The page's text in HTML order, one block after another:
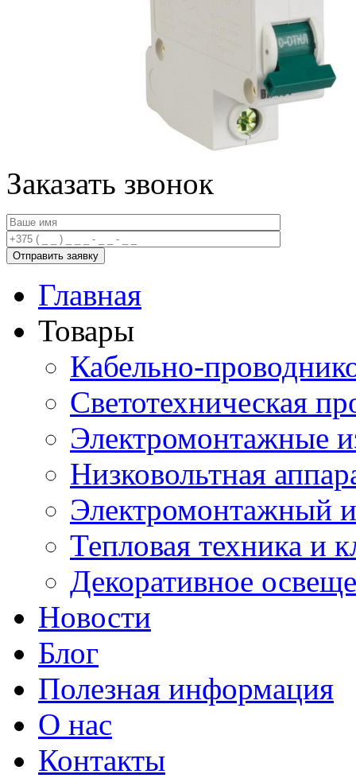
Заказать звонок
Главная
Товары
Кабельно-
Светотехническая
Электромонтажные
Низковольтная
Электромонтажный
Тепловая техника и
Декоративное
Новости
Блог
Полезная информация
О нас
Контакты